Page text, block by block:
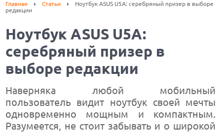
Главная Статьи
Ноутбук ASUS U5A: серебряный призер в выборе
редакции
Ноутбук ASUS U5A:
серебряный призер в
выборе редакции
Наверняка любой мобильный
пользователь видит ноутбук своей мечты
одновременно мощным и компактным.
Разумеется, не стоит забывать и о широкой